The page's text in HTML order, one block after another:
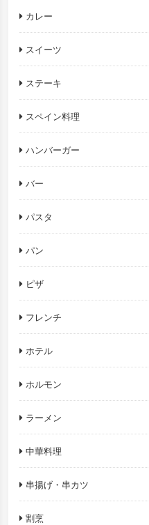
カレー
スイーツ
ステーキ
スペイン料理
ハンバーガー
バー
パスタ
パン
ピザ
フレンチ
ホテル
ホルモン
ラーメン
中華料理
串揚げ・串カツ
割烹